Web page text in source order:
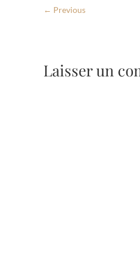
← Previous
Laisser un